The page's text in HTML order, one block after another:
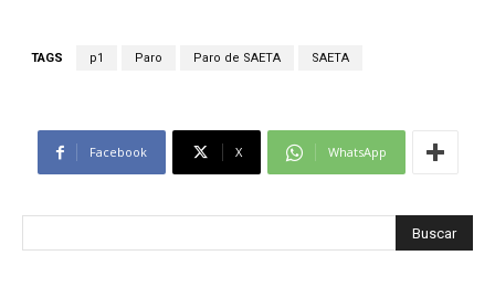
TAGS p1 Paro Paro de SAETA SAETA
Facebook X WhatsApp